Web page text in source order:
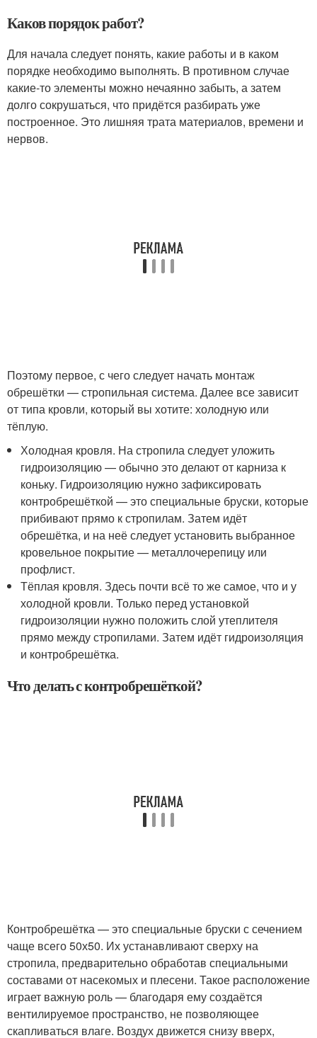
Каков порядок работ?
Для начала следует понять, какие работы и в каком
порядке необходимо выполнять. В противном случае
какие-то элементы можно нечаянно забыть, а затем
долго сокрушаться, что придётся разбирать уже
построенное. Это лишняя трата материалов, времени и
нервов.
Поэтому первое, с чего следует начать монтаж
обрешётки — стропильная система. Далее все зависит
от типа кровли, который вы хотите: холодную или
тёплую.
Холодная кровля. На стропила следует уложить
гидроизоляцию — обычно это делают от карниза к
коньку. Гидроизоляцию нужно зафиксировать
контробрешёткой — это специальные бруски, которые
прибивают прямо к стропилам. Затем идёт
обрешётка, и на неё следует установить выбранное
кровельное покрытие — металлочерепицу или
профлист.
Тёплая кровля. Здесь почти всё то же самое, что и у
холодной кровли. Только перед установкой
гидроизоляции нужно положить слой утеплителя
прямо между стропилами. Затем идёт гидроизоляция
и контробрешётка.
Что делать с контробрешёткой?
Контробрешётка — это специальные бруски с сечением
чаще всего 50х50. Их устанавливают сверху на
стропила, предварительно обработав специальными
составами от насекомых и плесени. Такое расположение
играет важную роль — благодаря ему создаётся
вентилируемое пространство, не позволяющее
скапливаться влаге. Воздух движется снизу вверх,